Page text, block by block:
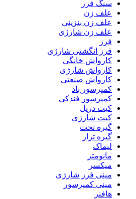
سنگ فرز
علف زن
علف زن بنزینی
علف زن شارژی
فرز
فرز انگشتی شارژی
کارواش خانگی
کارواش شارژی
کارواش صنعتی
کمپرسور باد
کمپرسور فندکی
کیت دریل
کیت شارژی
گیره تخت
گیره تراز
لیماک
مانومتر
میکسر
مینی فرز شارژی
مینی کمپرسور
هافنر